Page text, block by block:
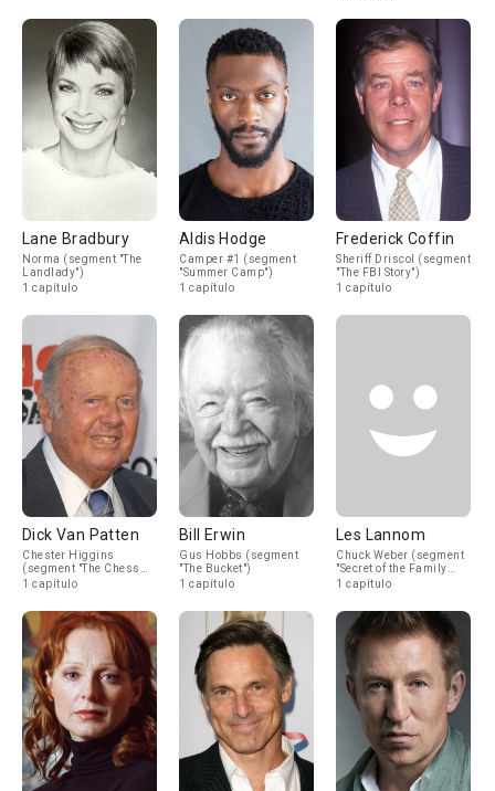
Lane Bradbury
Norma (segment "The
Landlady")
1 capítulo
Aldis Hodge
Camper #1 (segment
"Summer Camp")
1 capítulo
Frederick Coffin
Sheriff Driscol (segment
"The FBI Story")
1 capítulo
Dick Van Patten
Chester Higgins
(segment "The Chess
Game")
1 capítulo
Bill Erwin
Gus Hobbs (segment
"The Bucket")
1 capítulo
Les Lannom
Chuck Weber (segment
"Secret of the Family
Tomb")
1 capítulo